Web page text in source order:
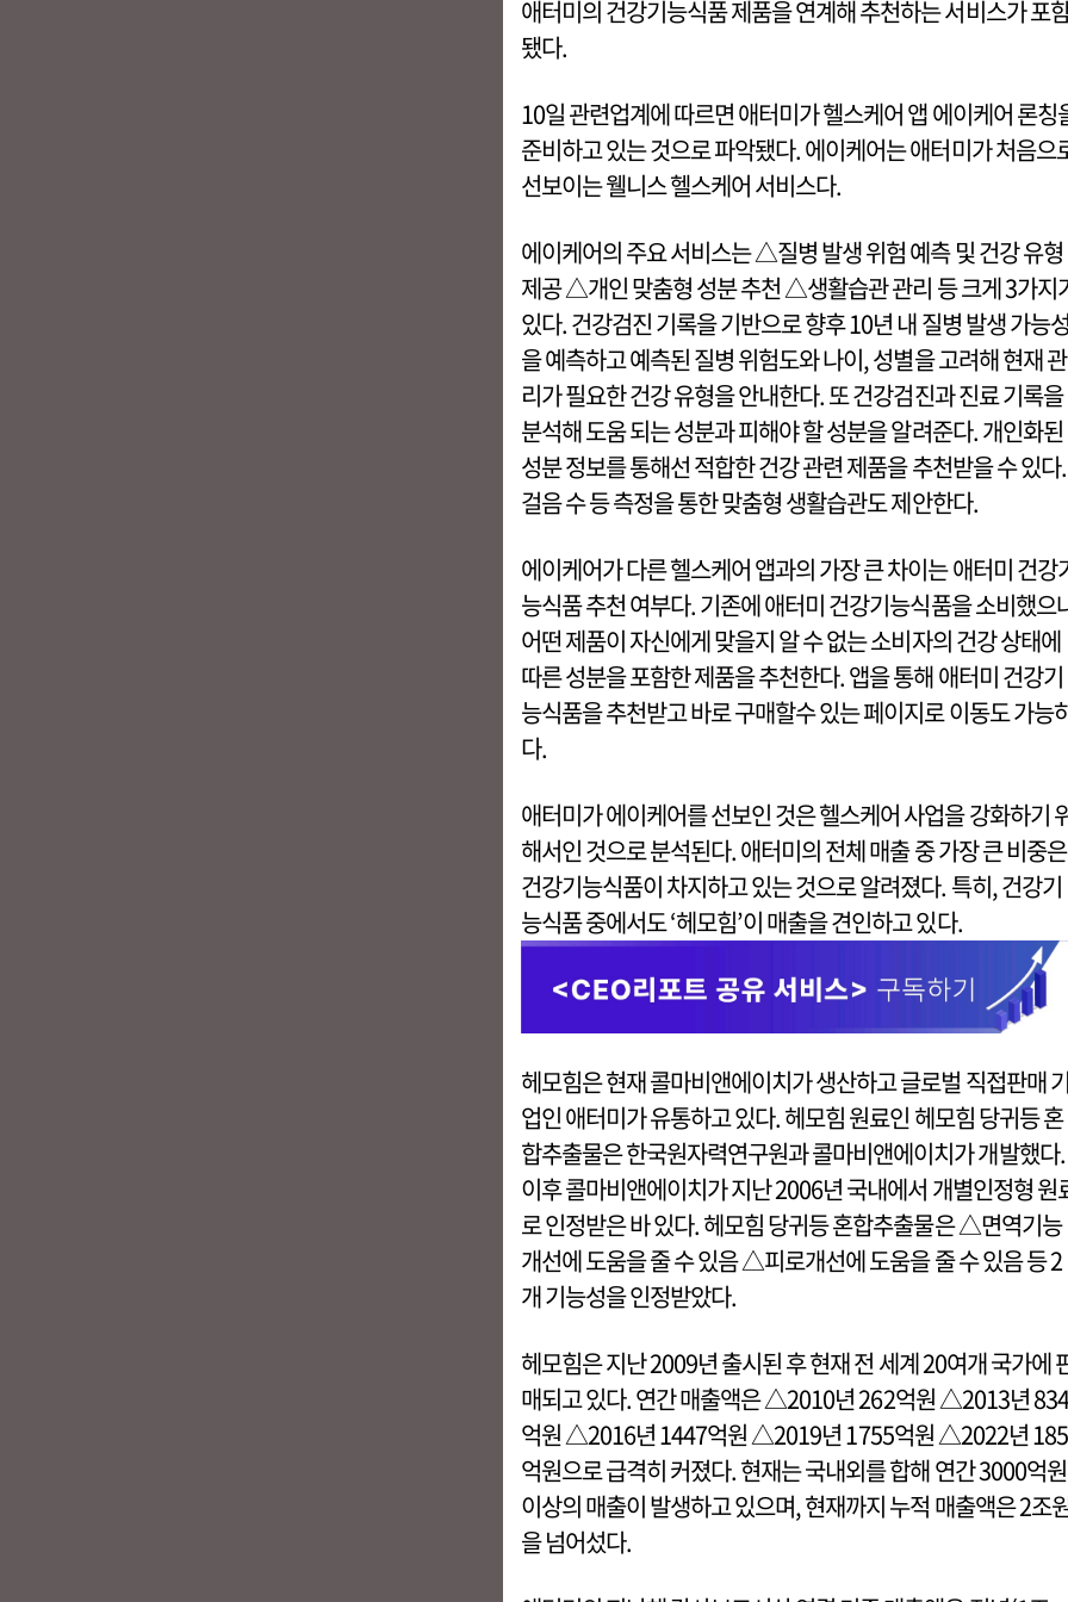
애터미의 건강기능식품 제품을 연계해 추천하는 서비스가 포
됐다.
10일 관련업계에 따르면 애터미가 헬스케어 앱 에이케어 론칭
준비하고 있는 것으로 파악됐다. 에이케어는 애터미가 처음으
선보이는 웰니스 헬스케어 서비스다.
에이케어의 주요 서비스는 △질병 발생 위험 예측 및 건강 유형
제공 △개인 맞춤형 성분 추천 △생활습관 관리 등 크게 3가지
있다. 건강검진 기록을 기반으로 향후 10년 내 질병 발생 가능성
을 예측하고 예측된 질병 위험도와 나이, 성별을 고려해 현재 관
리가 필요한 건강 유형을 안내한다. 또 건강검진과 진료 기록을
분석해 도움 되는 성분과 피해야 할 성분을 알려준다. 개인화된
성분 정보를 통해선 적합한 건강 관련 제품을 추천받을 수 있다.
걸음 수 등 측정을 통한 맞춤형 생활습관도 제안한다.
에이케어가 다른 헬스케어 앱과의 가장 큰 차이는 애터미 건강
능식품 추천 여부다. 기존에 애터미 건강기능식품을 소비했으
어떤 제품이 자신에게 맞을지 알 수 없는 소비자의 건강 상태에
따른 성분을 포함한 제품을 추천한다. 앱을 통해 애터미 건강기
능식품을 추천받고 바로 구매할수 있는 페이지로 이동도 가능
다.
애터미가 에이케어를 선보인 것은 헬스케어 사업을 강화하기
해서인 것으로 분석된다. 애터미의 전체 매출 중 가장 큰 비중은
건강기능식품이 차지하고 있는 것으로 알려졌다. 특히, 건강기
능식품 중에서도 ‘헤모힘’이 매출을 견인하고 있다.
헤모힘은 현재 콜마비앤에이치가 생산하고 글로벌 직접판매 기
업인 애터미가 유통하고 있다. 헤모힘 원료인 헤모힘 당귀등 혼
합추출물은 한국원자력연구원과 콜마비앤에이치가 개발했다.
이후 콜마비앤에이치가 지난 2006년 국내에서 개별인정형 원
로 인정받은 바 있다. 헤모힘 당귀등 혼합추출물은 △면역기능
개선에 도움을 줄 수 있음 △피로개선에 도움을 줄 수 있음 등 2
개 기능성을 인정받았다.
헤모힘은 지난 2009년 출시된 후 현재 전 세계 20여개 국가에
매되고 있다. 연간 매출액은 △2010년 262억원 △2013년 834
억원 △2016년 1447억원 △2019년 1755억원 △2022년
억원으로 급격히 커졌다. 현재는 국내외를 합해 연간 3000억원
이상의 매출이 발생하고 있으며, 현재까지 누적 매출액은 2조
을 넘어섰다.